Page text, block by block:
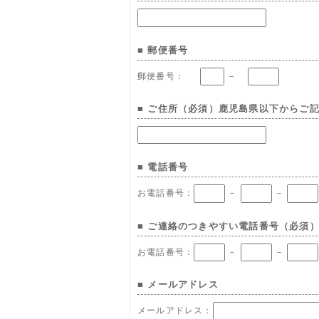
■ 郵便番号
郵便番号： －
■ ご住所（必須）鹿児島県以下からご記
■ 電話番号
お電話番号： － －
■ ご連絡のつきやすい電話番号（必須）
お電話番号： － －
■ メールアドレス
メールアドレス：